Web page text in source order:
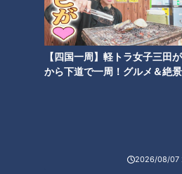
【四国一周】軽トラ女子三田
から下道で一周！グルメ＆絶
2026/08/07
で生まれた快作…絶対に先がよめない
人の支持を得てきました。
そんなスジナシの名作・傑作選が
なりました。毎週金曜20時に１話ず
ご期待ください。